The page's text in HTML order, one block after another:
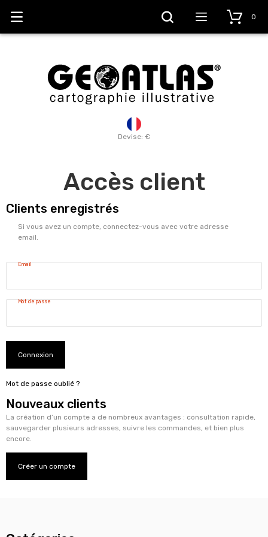
Devise: €
0
Accès client
Clients enregistrés
Si vous avez un compte, connectez-vous avec votre adresse
email.
Email
Mot de passe
Connexion
Mot de passe oublié ?
Nouveaux clients
La création d’un compte a de nombreux avantages : consultation rapide,
sauvegarder plusieurs adresses, suivre les commandes, et bien plus
encore.
Créer un compte